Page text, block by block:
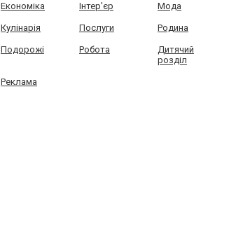
Економіка Інтер'єр Мода
Кулінарія Послуги Родина
Подорожі Робота
Дитячий
розділ
Реклама